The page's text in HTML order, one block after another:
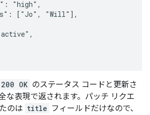
"high",
["Jo", "Will"],
200 OK のステータス コードと更新さ
な表現で返されます。パッチ リクエ
のは title フィールドだけなので、